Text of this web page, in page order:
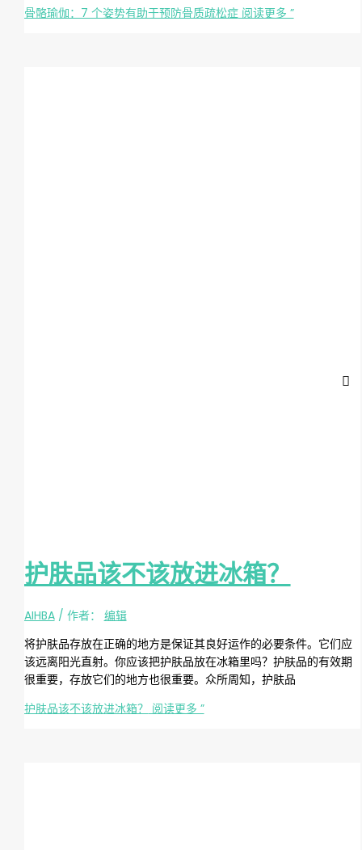
骨骼瑜伽：7 个姿势有助于预防骨质疏松症阅读更多 ”
护肤品该不该放进冰箱？
AIHBA/ 作者：
编辑
将护肤品存放在正确的地方是保证其良好运作的必要条件。它们应
该远离阳光直射。你应该把护肤品放在冰箱里吗？护肤品的有效期
很重要，存放它们的地方也很重要。众所周知，护肤品
护肤品该不该放进冰箱？ 阅读更多 ”